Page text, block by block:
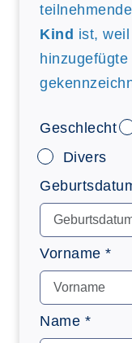
Kind ist,
Geschlecht
Divers
Vorname *
Name *